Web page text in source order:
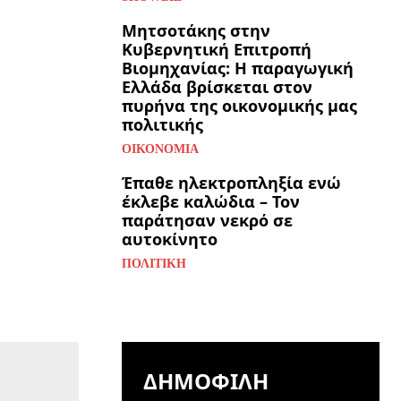
Μητσοτάκης στην
Κυβερνητική Επιτροπή
Βιομηχανίας: Η παραγωγική
Ελλάδα βρίσκεται στον
πυρήνα της οικονομικής μας
πολιτικής
ΟΙΚΟΝΟΜΊΑ
Έπαθε ηλεκτροπληξία ενώ
έκλεβε καλώδια – Τον
παράτησαν νεκρό σε
αυτοκίνητο
ΠΟΛΙΤΙΚΉ
ΔΗΜΟΦΙΛΉ